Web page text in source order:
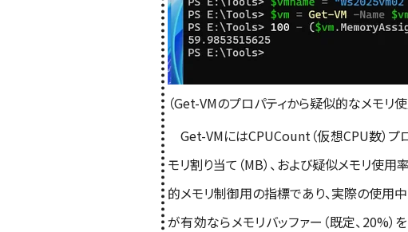
（Get-VMのプロパティから疑似的なメモリ
Get-VMにはCPUCount（仮想CPU数）プ
モリ割り当て（MB）、および疑似メモリ使
的メモリ制御用の指標であり、実際の使用
が有効ならメモリバッファー（既定、20%